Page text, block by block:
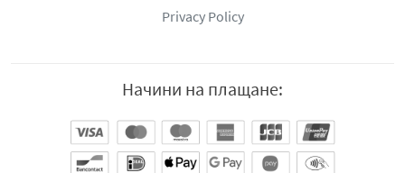
Privacy Policy
Начини на плащане: